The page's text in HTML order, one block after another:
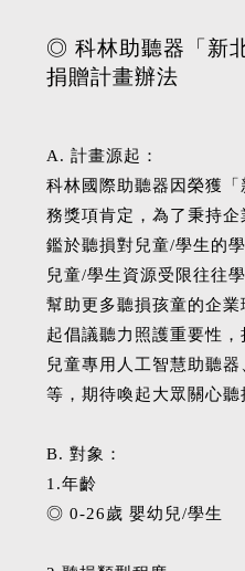
◎ 科林助聽器「新
捐贈計畫辦法
A. 計畫源起：
科林國際助聽器因榮獲
務獎項肯定，為了秉持
鑑於聽損對兒童/學生的
兒童/學生資源受限往往
幫助更多聽損孩童的企
起倡議聽力照護重要性
兒童專用人工智慧助聽
等，期待喚起大眾關心聽
B. 對象：
1.年齡
◎ 0-26歲 嬰幼兒/學生